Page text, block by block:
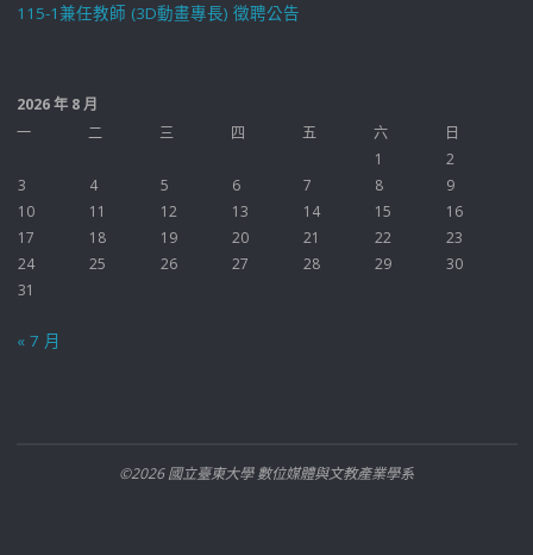
115-1兼任教師 (3D動畫專長) 徵聘公告
2026 年 8 月
一
二 三 四 五 六
日
1
2
3
4 5 6 7 8
9
10
11 12 13 14 15
16
17
18 19 20 21 22
23
24
25 26 27 28 29
30
31
« 7 月
©2026 國立臺東大學 數位媒體與文教產業學系